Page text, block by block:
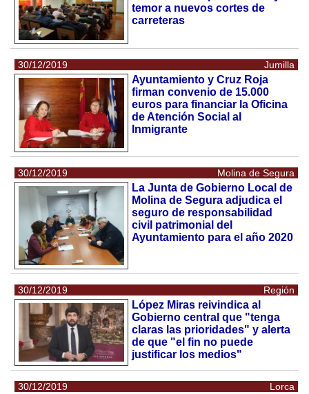
temor a nuevos cortes de
carreteras
30/12/2019 Jumilla
Ayuntamiento y Cruz Roja
firman convenio de 15.000
euros para financiar la Oficina
de Atención Social al
Inmigrante
30/12/2019 Molina de Segura
La Junta de Gobierno Local de
Molina de Segura adjudica el
seguro de responsabilidad
civil patrimonial del
Ayuntamiento para el año 2020
30/12/2019 Región
López Miras reivindica al
Gobierno central que "tenga
claras las prioridades" y alerta
de que "el fin no puede
justificar los medios"
30/12/2019 Lorca